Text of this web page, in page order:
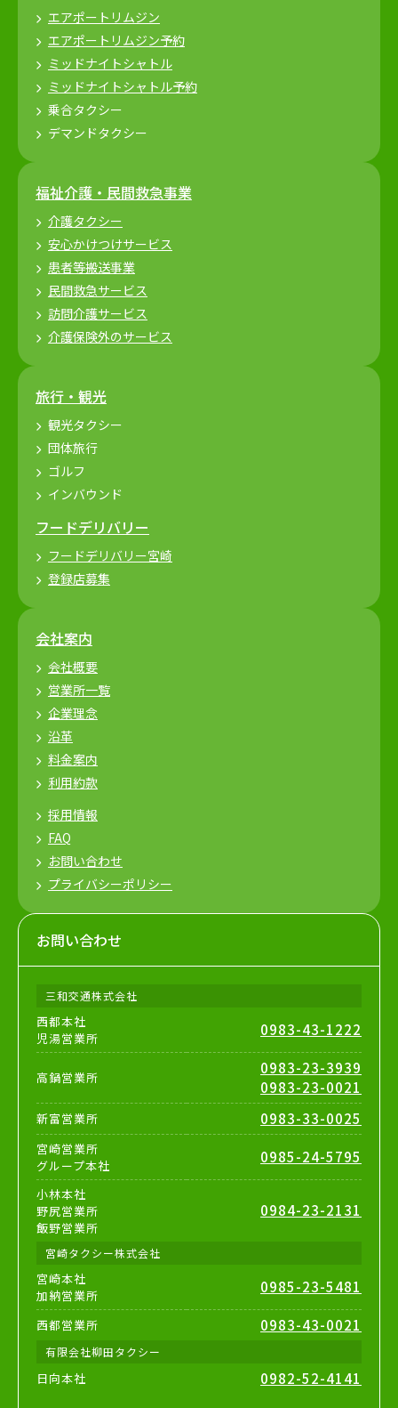
エアポートリムジン
エアポートリムジン予約
ミッドナイトシャトル
ミッドナイトシャトル予約
乗合タクシー
デマンドタクシー
福祉介護・民間救急事業
介護タクシー
安心かけつけサービス
患者等搬送事業
民間救急サービス
訪問介護サービス
介護保険外のサービス
旅行・観光
観光タクシー
団体旅行
ゴルフ
インバウンド
フードデリバリー
フードデリバリー宮崎
登録店募集
会社案内
会社概要
営業所一覧
企業理念
沿革
料金案内
利用約款
採用情報
FAQ
お問い合わせ
プライバシーポリシー
お問い合わせ
三和交通株式会社
西都本社
児湯営業所
0983-43-1222
高鍋営業所
0983-23-3939
0983-23-0021
新富営業所 0983-33-0025
宮崎営業所
グループ本社
0985-24-5795
小林本社
野尻営業所
飯野営業所
0984-23-2131
宮崎タクシー株式会社
宮崎本社
加納営業所
0985-23-5481
西都営業所 0983-43-0021
有限会社柳田タクシー
日向本社 0982-52-4141